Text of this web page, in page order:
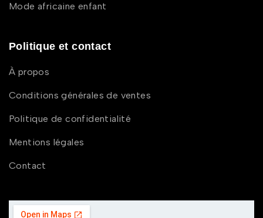
Mode africaine enfant
Politique et contact
À propos
Conditions générales de ventes
Politique de confidentialité
Mentions légales
Contact